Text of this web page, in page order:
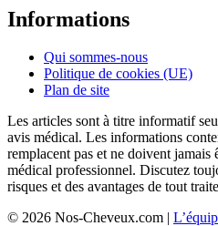
Informations
Qui sommes-nous
Politique de cookies (UE)
Plan de site
Les articles sont à titre informatif
avis médical. Les informations
remplacent pas et ne doivent jamais
médical professionnel. Discutez
risques et des avantages de tout
© 2026 Nos-Cheveux.com |